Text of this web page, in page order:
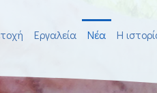
Εργαλεία Νέα H